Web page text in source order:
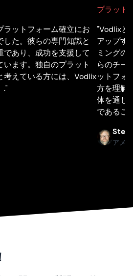
ラットフォーム確立にお
た。彼らの専門知識と
あり、成功を支援して
います。独自のプラット
考えている方には、Vodlix
."
プラット
"Vodlixと
アップす
ミングの
らのチー
ットフォ
方を理解
体を通じ
であるこ
アメ